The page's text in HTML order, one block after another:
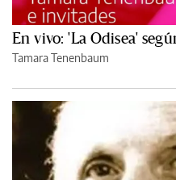
En vivo: 'La Odisea'
Tamara Tenenbaum